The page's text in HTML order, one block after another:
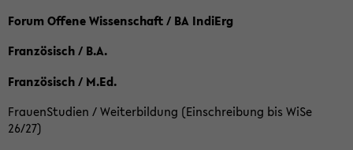
Forum Offene Wissenschaft / BA IndiErg
Französisch / B.A.
Französisch / M.Ed.
FrauenStudien / Weiterbildung (Einschreibung bis WiSe
26/27)